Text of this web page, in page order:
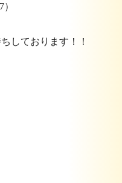
しております！！